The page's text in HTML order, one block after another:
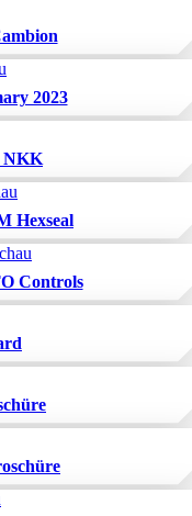
2023
NKK
Hexseal
Controls